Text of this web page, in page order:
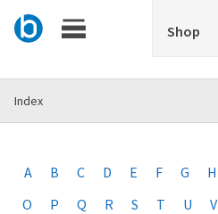
Shop
Index
A B C D E F G H
O
P Q R S T U V